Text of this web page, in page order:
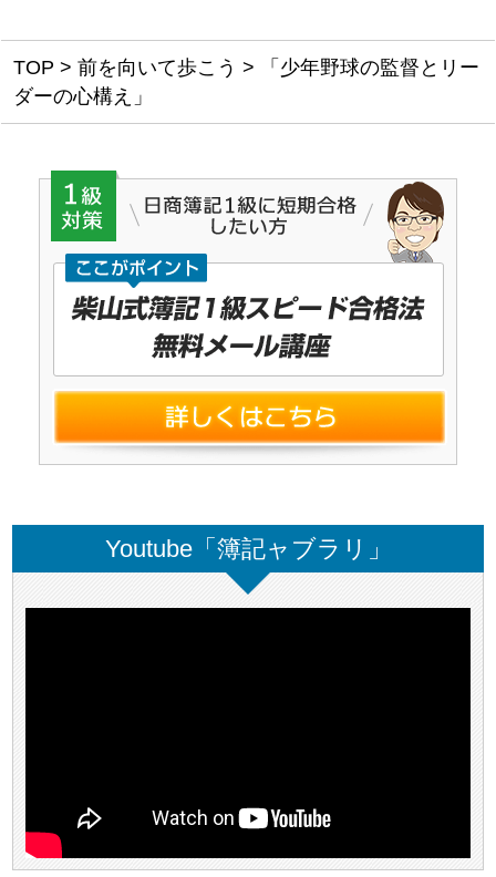
TOP > 前を向いて歩こう >
「少年野球の監督とリー
ダーの心構え」
Youtube「簿記ャブラリ」